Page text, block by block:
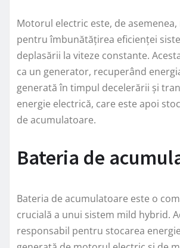
Motorul electric este, de
pentru îmbunătățirea eficienței
deplasării la viteze constante.
ca un generator, recuperând
generată în timpul decelerării și
energie electrică, care este apoi
de acumulatoare.
Bateria de
Bateria de acumulatoare este o
crucială a unui sistem mild hybrid.
responsabil pentru stocarea